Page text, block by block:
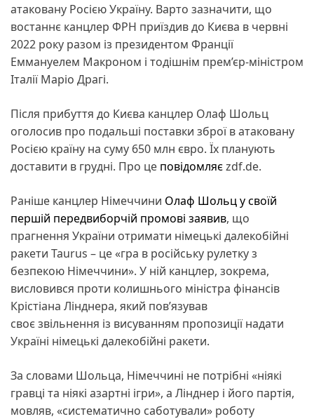
атаковану Росією Україну. Варто зазначити, що
востаннє канцлер ФРН приїздив до Києва в червні
2022 року разом із президентом Франції
Еммануелем Макроном і тодішнім прем’єр-міністром
Італії Маріо Драгі.
Після прибуття до Києва канцлер Олаф Шольц
оголосив про подальші поставки зброї в атаковану
Росією країну на суму 650 млн євро. Їх планують
доставити в грудні. Про це повідомляєzdf.de.
Раніше канцлер Німеччини Олаф Шольц у своїй
першій передвиборчій промові заявив, що
прагнення України отримати німецькі далекобійні
ракети Taurus – це «гра в російську рулетку з
безпекою Німеччини». У ній канцлер, зокрема,
висловився проти колишнього міністра фінансів
Крістіана Лінднера, який пов’язував
своє звільнення із висуванням пропозиції надати
Україні німецькі далекобійні ракети.
За словами Шольца, Німеччині не потрібні «ніякі
гравці та ніякі азартні ігри», а Лінднер і його партія,
мовляв, «систематично саботували» роботу